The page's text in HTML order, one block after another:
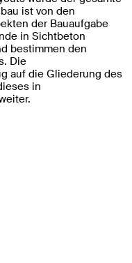
ist von den
der Bauaufgabe
in Sichtbeton
bestimmen den
Die
auf die Gliederung des
in